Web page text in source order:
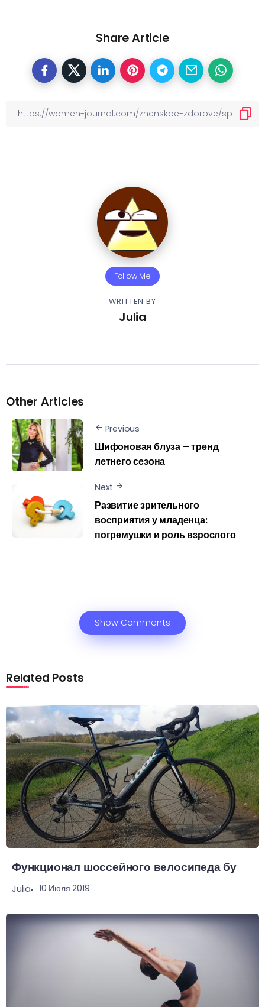
Share Article
Follow Me
WRITTEN BY
Julia
Other Articles
Previous
Шифоновая блуза – тренд
летнего сезона
Next
Развитие зрительного
восприятия у младенца:
погремушки и роль взрослого
Show Comments
Related Posts
Функционал шоссейного велосипеда бу
Julia 10 Июля 2019